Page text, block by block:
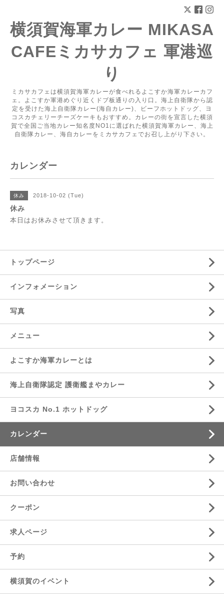
横須賀海軍カレー MIKASA
CAFEミカサカフェ 軍港巡
り
ミカサカフェは横須賀海軍カレーが食べれるよこすか海軍カレーカフ
ェ。よこすか軍港めぐり近くドブ板通りの入り口。海上自衛隊から認
定を受けた海上自衛隊カレー(海自カレー)、ビーフホットドッグ、ヨ
コスカチェリーチーズケーキもおすすめ。カレーの街を宣言した横須
賀で全国ご当地カレー知名度NO1に選ばれた横須賀海軍カレー、海上
自衛隊カレー、海自カレーをミカサカフェでお召し上がり下さい。
カレンダー
休み 2018-10-02 (Tue)
休み
本日はお休みさせて頂きます。
トップページ
インフォメーション
写真
メニュー
よこすか海軍カレーとは
海上自衛隊認定 護衛艦まやカレー
ヨコスカ No.1 ホットドッグ
カレンダー
店舗情報
お問い合わせ
クーポン
求人ページ
予約
横須賀のイベント